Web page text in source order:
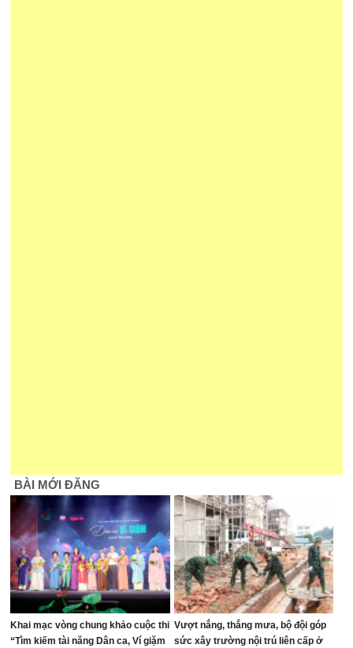
BÀI MỚI ĐĂNG
Khai mạc vòng chung khảo cuộc thi
“Tìm kiếm tài năng Dân ca, Ví giặm
Vượt nắng, thắng mưa, bộ đội góp
sức xây trường nội trú liên cấp ở